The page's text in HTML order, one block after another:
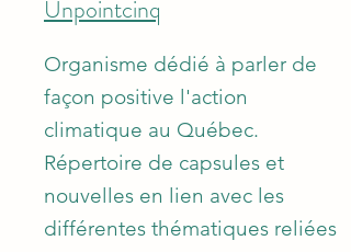
Unpointcinq
Organisme dédié à parler de
façon positive l'action
climatique au Québec.
Répertoire de capsules et
nouvelles en lien avec les
différentes thématiques reliées